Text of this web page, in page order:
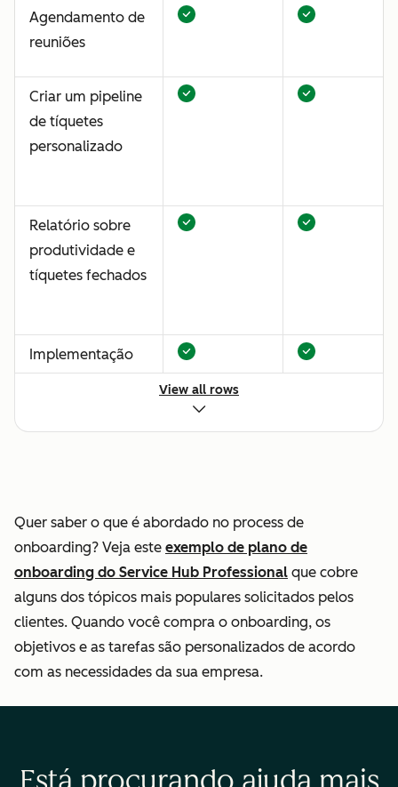
Agendamento de
reuniões
Criar um pipeline
de tíquetes
personalizado
Relatório sobre
produtividade e
tíquetes fechados
Implementação
de chat ao vivo
Respostas
Ajudar o cliente a
navegar na base
de conhecimento
Automação de
do cliente
View all rows
Quer saber o que é abordado no process de
onboarding? Veja este exemplo de plano de
onboarding do Service Hub Professional que cobre
alguns dos tópicos mais populares solicitados pelos
clientes. Quando você compra o onboarding, os
objetivos e as tarefas são personalizados de acordo
com as necessidades da sua empresa.